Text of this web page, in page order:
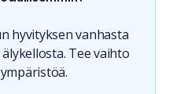
hyvityksen vanhasta
Tee vaihto